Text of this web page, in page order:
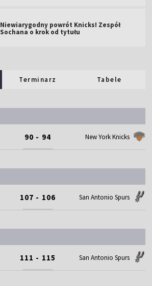
Niewiarygodny powrót Knicks! Zespół
Sochana o krok od tytułu
Terminarz Tabele
90 - 94 New York Knicks
107 - 106 San Antonio Spurs
111 - 115 San Antonio Spurs